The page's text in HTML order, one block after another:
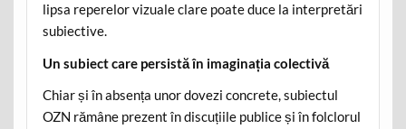
lipsa reperelor vizuale clare poate duce la interpretări
subiective.
Un subiect care persistă în imaginația colectivă
Chiar și în absența unor dovezi concrete, subiectul
OZN rămâne prezent în discuțiile publice și în folclorul